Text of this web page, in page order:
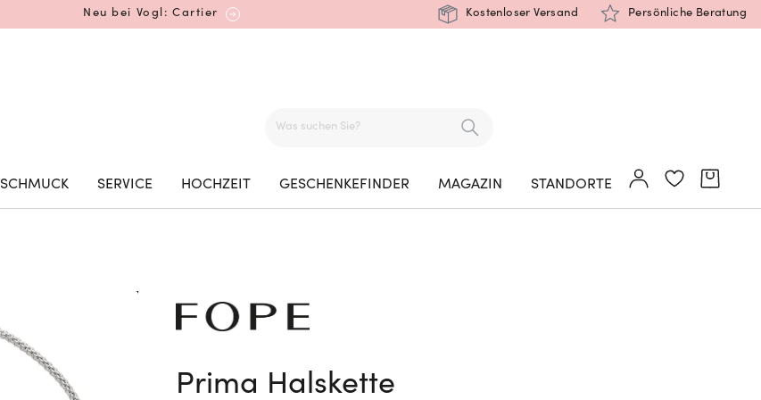
Neu bei Vogl: Cartier
Mehr erfahren: Ikonische Uhren von Cartier
Kostenloser Versand Persönliche Beratung
SCHMUCK SERVICE HOCHZEIT GESCHENKEFINDER MAGAZIN STANDORTE
Prima Halskette